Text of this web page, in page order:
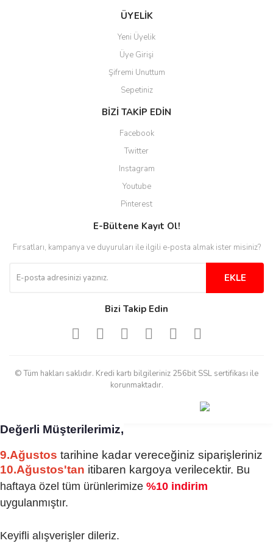
hazırlanmış çok düzenli bir site.
derecede beğendim
Kolay ve hizli alisveris
Deneyimini Paylaş
ÜYELİK
Yeni Üyelik
Üye Girişi
Şifremi Unuttum
Sepetiniz
BİZİ TAKİP EDİN
Facebook
Twitter
Instagram
Youtube
Pinterest
E-Bültene Kayıt Ol!
Fırsatları, kampanya ve duyuruları ile ilgili e-posta almak ister misiniz?
EKLE
Bizi Takip Edin
© Tüm hakları saklıdır. Kredi kartı bilgileriniz 256bit SSL sertifikası ile
korunmaktadır.
Değerli Müşterilerimiz,
9.Ağustos tarihine kadar vereceğiniz siparişleriniz
10.Ağustos'tan itibaren kargoya verilecektir. Bu
haftaya özel tüm ürünlerimize %10 indirim
uygulanmıştır.
Keyifli alışverişler dileriz.